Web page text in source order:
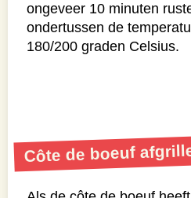
mogelijke saus. Zet de
gebruik.
Côte de boeuf garen:
Steek de BBQ aan en